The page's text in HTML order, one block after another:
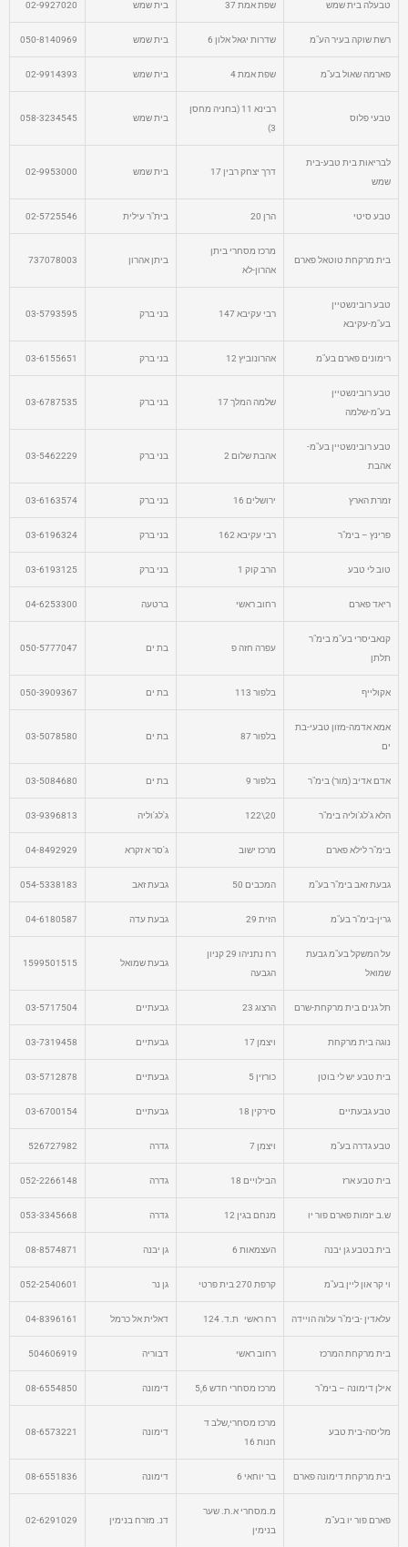
טבעלה בית שמש שפת אמת 37 בית שמש 02-9927020
רשת שוקה בעיר הע"מ שדרות יגאל אלון 6 בית שמש 050-8140969
פארמה שאול בע"מ שפת אמת 4 בית שמש 02-9914393
טבעי פלוס
רבינא 11 (בחניה מחסן
3)
בית שמש 058-3234545
לבריאות בית טבע-בית
שמש
דרך יצחק רבין 17 בית שמש 02-9953000
טבע סיטי הרן 20 בית"ר עילית 02-5725546
בית מרקחת טוטאל פארם
מרכז מסחרי ביתן
אהרון-לא
ביתן אהרון 737078003
טבע רובינשטיין
בע"מ-עקיבא
רבי עקיבא 147 בני ברק 03-5793595
רימונים פארם בע"מ אהרונוביץ 12 בני ברק 03-6155651
טבע רובינשטיין
בע"מ-שלמה
שלמה המלך 17 בני ברק 03-6787535
טבע רובינשטיין בע"מ-
אהבת
אהבת שלום 2 בני ברק 03-5462229
זמרת הארץ ירושלים 16 בני ברק 03-6163574
פרינץ – בימ"ר רבי עקיבא 162 בני ברק 03-6196324
טוב לי טבע הרב קוק 1 בני ברק 03-6193125
ריאד פארם רחוב ראשי ברטעה 04-6253300
קנאביסרי בע"מ בימ"ר
תלתן
עפרה חזה פ בת ים 050-5777047
אקולייף בלפור 113 בת ים 050-3909367
אמא אדמה-מזון טבעי-בת
ים
בלפור 87 בת ים 03-5078580
אדם אדיב (מור) בימ"ר בלפור 9 בת ים 03-5084680
הלא ג'לג'וליה בימ"ר 20\122 ג'לג'וליה 03-9396813
בימ"ר לילא פארם מרכז ישוב ג'סר א זקרא 04-8492929
גבעת זאב בימ"ר בע"מ המכבים 50 גבעת זאב 054-5338183
גרין-בימ"ר בע"מ הזית 29 גבעת עדה 04-6180587
על המשקל בע"מ גבעת
שמואל
רח נתניהו 29 קניון
הגבעה
גבעת שמואל 1599501515
תל גנים בית מרקחת-שרם הרצוג 23 גבעתיים 03-5717504
נוגה בית מרקחת ויצמן 17 גבעתיים 03-7319458
בית טבע יש לי בוטן כורזין 5 גבעתיים 03-5712878
טבע גבעתיים סירקין 18 גבעתיים 03-6700154
טבע גדרה בע"מ ויצמן 7 גדרה 526727982
בית טבע ארז הבילויים 18 גדרה 052-2266148
ש.ב יזמות פארם פור יו מנחם בגין 12 גדרה 053-3345668
בית בטבע גן יבנה העצמאות 6 גן יבנה 08-8574871
וי קר און ליין בע"מ קרפת 270 בית פרטי גן נר 052-2540601
עלאדין -בימ"ר עלוה הויידה רח ראשי ת.ד. 124 דאלית אל כרמל 04-8396161
בית מרקחת המרכז רחוב ראשי דבוריה 504606919
אילן דימונה – בימ"ר מרכז מסחרי חדש 5,6 דימונה 08-6554850
מליסה-בית טבע
מרכז מסחרי,שלב ד
חנות 16
דימונה 08-6573221
בית מרקחת דימונה פארם בר יוחאי 6 דימונה 08-6551836
פארם פור יו בע"מ
מ.מסחרי א.ת. שער
בנימין
דנ. מזרח בנימין 02-6291029